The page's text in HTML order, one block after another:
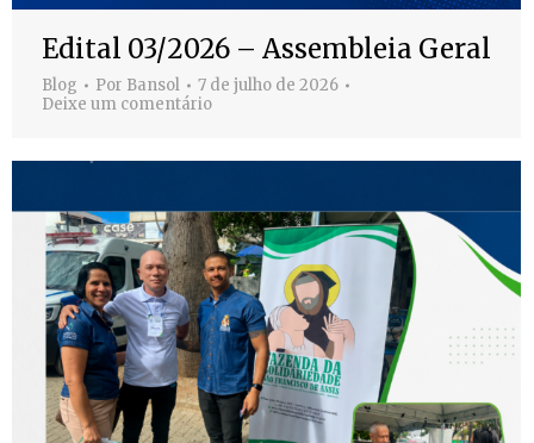
Edital 03/2026 – Assembleia Geral
Blog Por Bansol
7 de julho de 2026
Deixe um comentário